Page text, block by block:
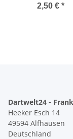
2,50 € *
Dartwelt24 -
Heeker Esch 14
49594 Alfhausen
Deutschland